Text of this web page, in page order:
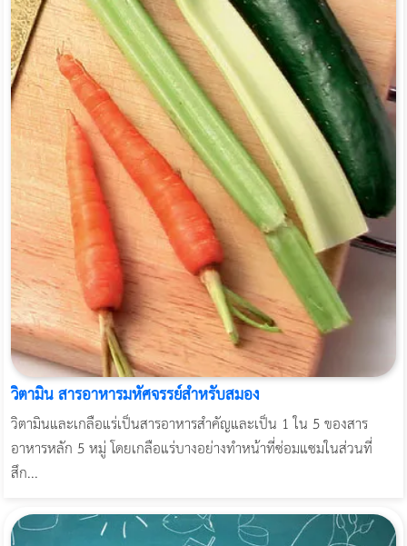
วิตามิน สารอาหารมหัศจรรย์สำหรับสมอง
วิตามินและเกลือแร่เป็นสารอาหารสำคัญและเป็น 1 ใน 5 ของสาร
อาหารหลัก 5 หมู่ โดยเกลือแร่บางอย่างทำหน้าที่ซ่อมแซมในส่วนที่
สึก...